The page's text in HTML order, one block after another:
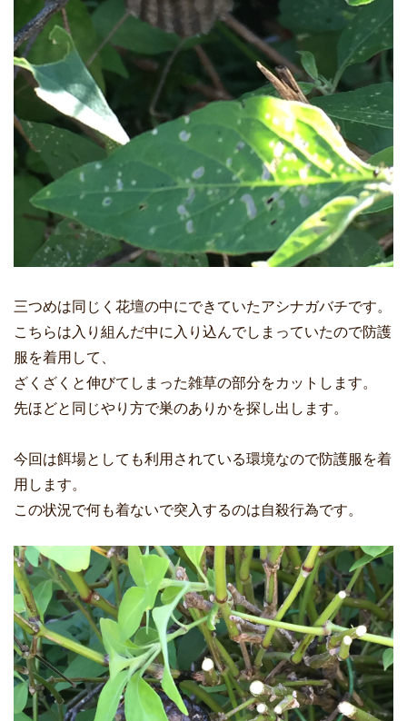
三つめは同じく花壇の中にできていたアシナガバチです。
こちらは入り組んだ中に入り込んでしまっていたので防護
服を着用して、
ざくざくと伸びてしまった雑草の部分をカットします。
先ほどと同じやり方で巣のありかを探し出します。
今回は餌場としても利用されている環境なので防護服を着
用します。
この状況で何も着ないで突入するのは自殺行為です。